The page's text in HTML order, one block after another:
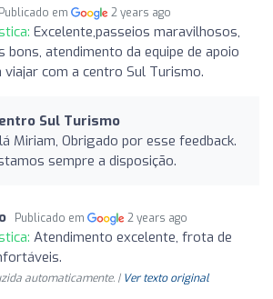
Publicado em 2 years ago
Excelente,passeios maravilhosos,
atendimento da equipe de apoio
viajar com a centro Sul Turismo.
Sul Turismo
Miriam, Obrigado por esse feedback.
sempre a disposição.
Publicado em 2 years ago
Atendimento excelente, frota de
automaticamente. | Ver texto original